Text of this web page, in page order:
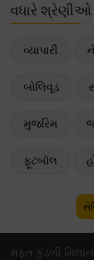
વધારે શ્રેણીઓ
વ્યાપારી
બોલિવૂડ
મુજરિમ
ફૂટબૉલ
મફ્ત કુંડળી મિલાન